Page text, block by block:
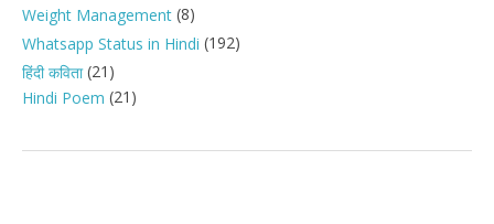
Weight Management (8)
Whatsapp Status in Hindi (192)
हिंदी कविता(21)
Hindi Poem (21)